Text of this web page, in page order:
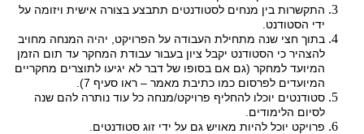
התקשרות בין מנחים לסטודנטים תתבצע בצורה אישית ויזומה על
ידי הסטודנט.
בתוך חצי שנה מתחילת העבודה על הפרויקט, יהיה המנחה מחויב
להצהיר כי הסטודנט יקבל ציון בעבור עבודת המחקר עד תום הזמן
המיועד למחקר (גם אם בסופו של דבר לא יגיעו לתוצרים מחקריים
המיועדים לפרסום כמו כתיבת מאמר – ראו סעיף 7).
סטודנטים יוכלו להחליף פרויקט/מנחה כל עוד נותרה להם שנה
לסיום הלימודים.
פרויקט יוכל להיות מאויש גם על ידי זוג סטודנטים.​​